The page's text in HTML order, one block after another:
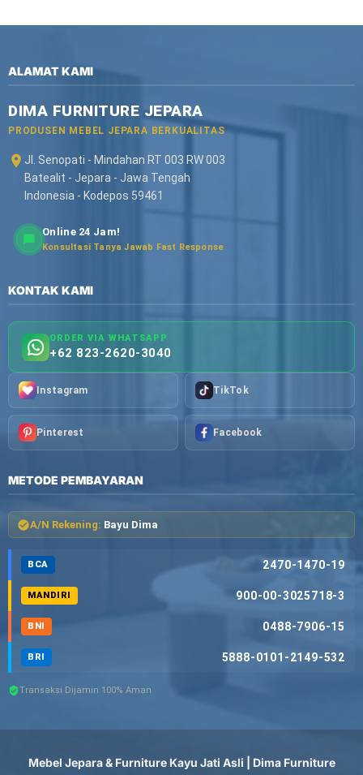
ALAMAT KAMI
DIMA FURNITURE JEPARA
PRODUSEN MEBEL JEPARA BERKUALITAS
Jl. Senopati - Mindahan RT 003 RW 003
Batealit - Jepara - Jawa Tengah
Indonesia - Kodepos 59461
Online 24 Jam!
Konsultasi Tanya Jawab Fast Response
KONTAK KAMI
ORDER VIA WHATSAPP
+62 823-2620-3040
Instagram TikTok
Pinterest Facebook
METODE PEMBAYARAN
A/N Rekening: Bayu Dima
BCA 2470-1470-19
MANDIRI 900-00-3025718-3
BNI 0488-7906-15
BRI 5888-0101-2149-532
Transaksi Dijamin 100% Aman
Mebel Jepara & Furniture Kayu Jati Asli | Dima Furniture